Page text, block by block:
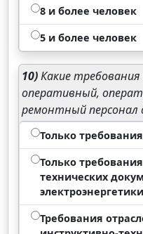
8 и более человек
5 и более человек
10)Какие
оперативный,
ремонтный персонал
Только
Только
технических
электроэнергетики
Требования